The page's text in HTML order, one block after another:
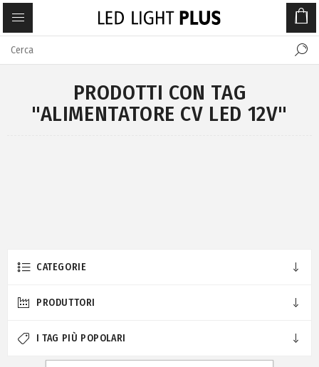
PRODOTTI CON TAG
"ALIMENTATORE CV LED 12V"
CATEGORIE
PRODUTTORI
I TAG PIÙ POPOLARI